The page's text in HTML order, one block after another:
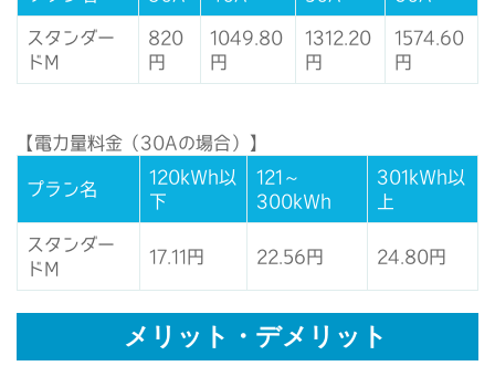
スタンダー
ドM
820
円
1049.80
円
1312.20
円
1574.60
円
【電力量料金（30Aの場合）】
プラン名
120kWh以
下
121～
300kWh
301kWh以
上
スタンダー
ドM
17.11円 22.56円 24.80円
メリット・デメリット